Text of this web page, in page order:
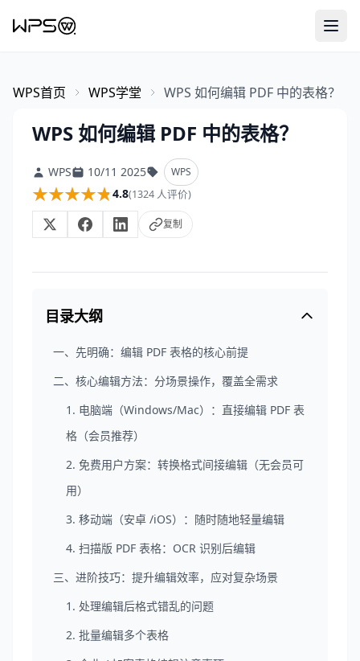
WPS首页 WPS学堂 WPS 如何编辑 PDF 中的表格？
WPS 如何编辑 PDF 中的表格？
WPS 10/11 2025 WPS
★★★★★
★★★★★4.8(1324 人评价)
复制
目录大纲
一、先明确：编辑 PDF 表格的核心前提
二、核心编辑方法：分场景操作，覆盖全需求
1. 电脑端（Windows/Mac）：直接编辑 PDF 表
格（会员推荐）
2. 免费用户方案：转换格式间接编辑（无会员可
用）
3. 移动端（安卓 /iOS）：随时随地轻量编辑
4. 扫描版 PDF 表格：OCR 识别后编辑
三、进阶技巧：提升编辑效率，应对复杂场景
1. 处理编辑后格式错乱的问题
2. 批量编辑多个表格